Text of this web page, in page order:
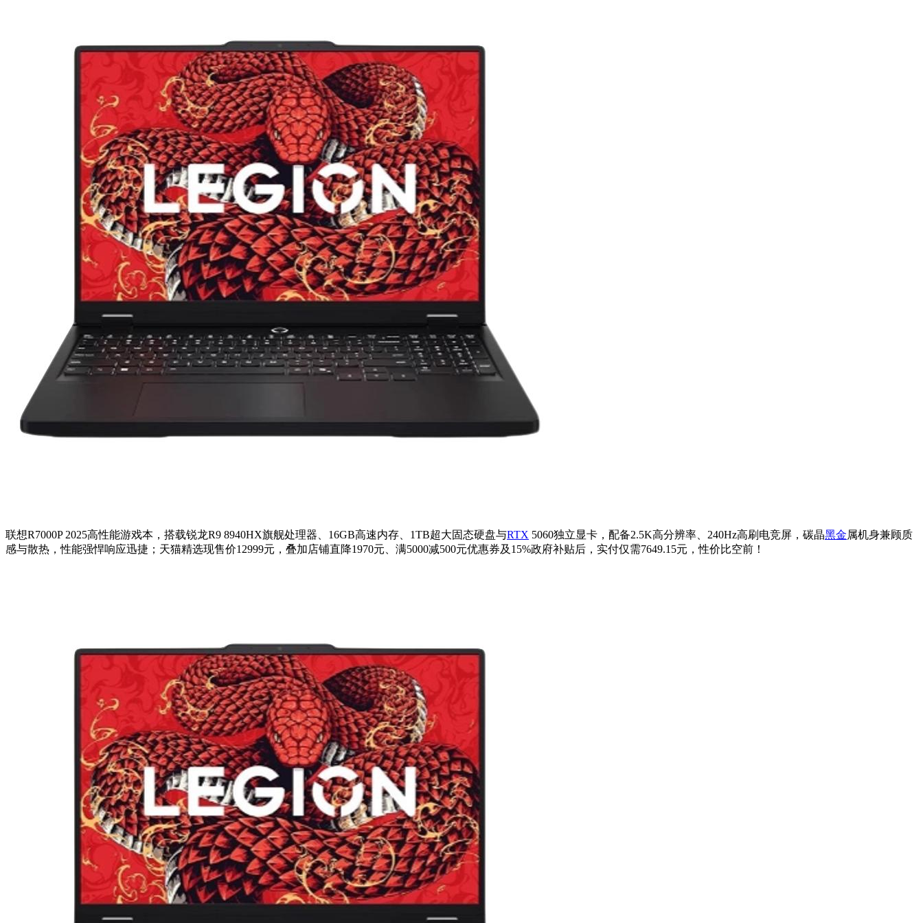
联想R7000P 2025高性能游戏本，搭载锐龙R9 8940HX旗舰处理器、16GB高速内存、1TB超大固态硬盘与RTX 5060独立显卡，配备2.5K高分辨率、240Hz高刷电竞屏，碳晶黑金属机身兼顾质
感与散热，性能强悍响应迅捷；天猫精选现售价12999元，叠加店铺直降1970元、满5000减500元优惠券及15%政府补贴后，实付仅需7649.15元，性价比空前！